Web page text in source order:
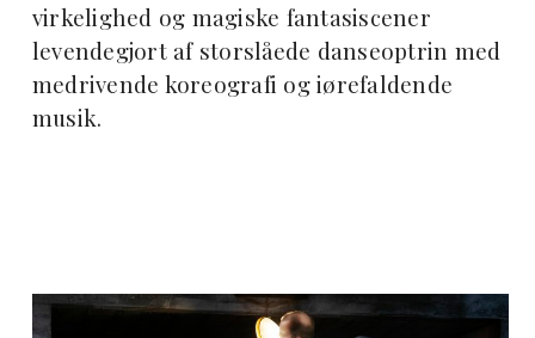
virkelighed og magiske fantasiscener
levendegjort af storslåede danseoptrin med
medrivende koreografi og iørefaldende
musik.